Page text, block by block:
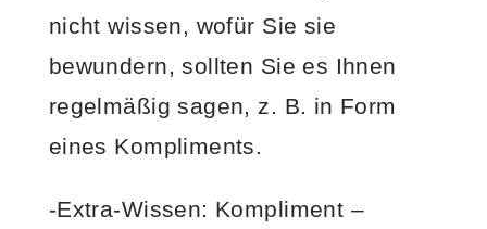
nicht wissen, wofür Sie sie
bewundern, sollten Sie es Ihnen
regelmäßig sagen, z. B. in Form
eines Kompliments.
-Extra-Wissen: Kompliment –